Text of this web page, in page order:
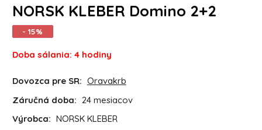
NORSK KLEBER Domino 2+2
- 15%
Doba sálania: 4 hodiny
Dovozca pre SR: Oravakrb
Záručná doba: 24 mesiacov
Výrobca: NORSK KLEBER